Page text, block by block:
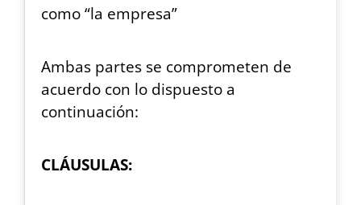
como “la empresa”
Ambas partes se comprometen de
acuerdo con lo dispuesto a
continuación:
CLÁUSULAS: